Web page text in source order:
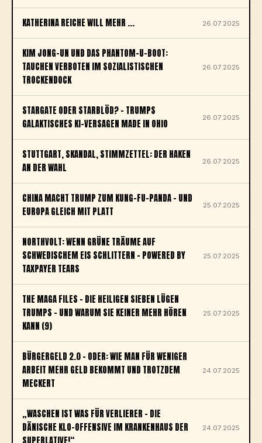
KATHERINA REICHE WILL MEHR ... 26.07.2025
KIM JONG-UN UND DAS PHANTOM-U-BOOT:
TAUCHEN VERBOTEN IM SOZIALISTISCHEN
TROCKENDOCK
26.07.2025
STARGATE ODER STARBLÖD? – TRUMPS
GALAKTISCHES KI-VERSAGEN MADE IN OHIO
26.07.2025
STUTTGART, SKANDAL, STIMMZETTEL: DER HAKEN
AN DER WAHL
26.07.2025
CHINA MACHT TRUMP ZUM KUNG-FU-PANDA – UND
EUROPA GLEICH MIT PLATT
25.07.2025
NORTHVOLT: WENN GRÜNE TRÄUME AUF
SCHWEDISCHEM EIS SCHLITTERN – POWERED BY
TAXPAYER TEARS
25.07.2025
THE MAGA FILES – DIE HEILIGEN SIEBEN LÜGEN
TRUMPS – UND WARUM SIE KEINER MEHR HÖREN
KANN (9)
25.07.2025
BÜRGERGELD 2.0 – ODER: WIE MAN FÜR WENIGER
ARBEIT MEHR GELD BEKOMMT UND TROTZDEM
MECKERT
24.07.2025
„WASCHEN IST WAS FÜR VERLIERER – DIE
DÄNISCHE KLO-OFFENSIVE IM KRANKENHAUS DER
24.07.2025